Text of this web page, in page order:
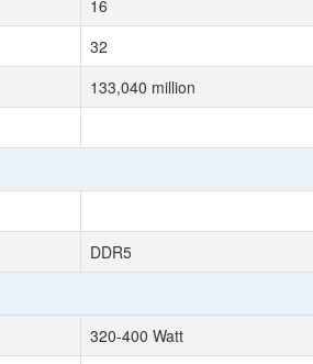
16
32
133,040 million
DDR5
320-400 Watt